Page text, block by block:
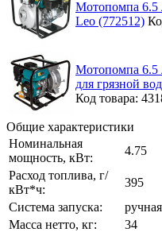
Мотопомпа 6.5
Leo (772512)
Мотопомпа 6.5
для грязной
Код товара:
Общие характеристики
Номинальная
мощность, кВт:
4.75
Расход топлива, г/
кВт*ч:
395
Система запуска:
ручная
Масса нетто, кг:
34